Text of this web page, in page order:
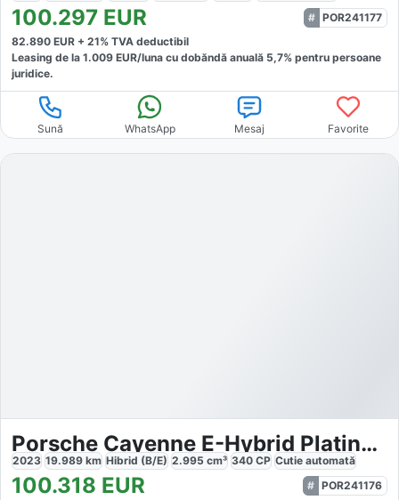
100.297 EUR
POR241177
82.890 EUR + 21% TVA deductibil
Leasing de la 1.009 EUR/luna cu dobăndă anuală 5,7% pentru persoane
juridice.
Sună WhatsApp Mesaj Favorite
Porsche Cayenne E-Hybrid Platinum Edition
2023 19.989 km Hibrid (B/E) 2.995 cm³ 340 CP Cutie automată
100.318 EUR
POR241176